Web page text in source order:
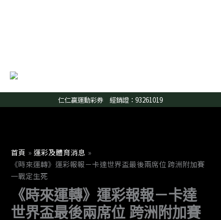
仁仁贏運動彩券 經銷證：93261019
首頁
運彩及體育消息
《時來運轉》運彩報報－卡達世界盃最後兩席位 跨洲附加賽
一戰定生死
《時來運轉》運彩報報－卡達
世界盃最後兩席位 跨洲附加賽